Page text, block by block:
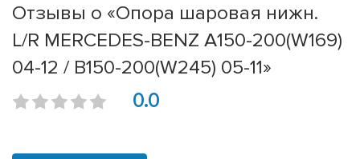
Отзывы о «Опора шаровая нижн.
L/R MERCEDES-BENZ A150-200(W169)
04-12 / B150-200(W245) 05-11»
0.0